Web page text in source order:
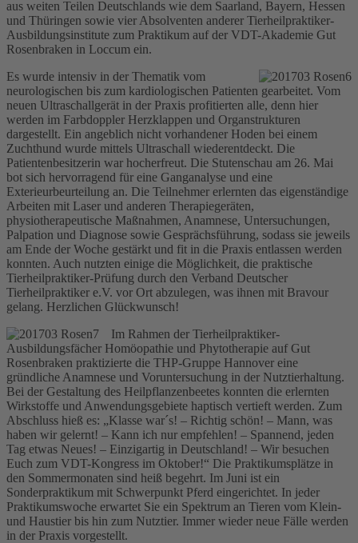
aus weiten Teilen Deutschlands wie dem Saarland, Bayern, Hessen
und Thüringen sowie vier Absolventen anderer Tierheilpraktiker-
Ausbildungsinstitute zum Praktikum auf der VDT-Akademie Gut
Rosenbraken in Loccum ein.
Es wurde intensiv in der Thematik vom
neurologischen bis zum kardiologischen Patienten gearbeitet. Vom
neuen Ultraschallgerät in der Praxis profitierten alle, denn hier
werden im Farbdoppler Herzklappen und Organstrukturen
dargestellt. Ein angeblich nicht vorhandener Hoden bei einem
Zuchthund wurde mittels Ultraschall wiederentdeckt. Die
Patientenbesitzerin war hocherfreut. Die Stutenschau am 26. Mai
bot sich hervorragend für eine Ganganalyse und eine
Exterieurbeurteilung an. Die Teilnehmer erlernten das eigenständige
Arbeiten mit Laser und anderen Therapiegeräten,
physiotherapeutische Maßnahmen, Anamnese, Untersuchungen,
Palpation und Diagnose sowie Gesprächsführung, sodass sie jeweils
am Ende der Woche gestärkt und fit in die Praxis entlassen werden
konnten. Auch nutzten einige die Möglichkeit, die praktische
Tierheilpraktiker-Prüfung durch den Verband Deutscher
Tierheilpraktiker e.V. vor Ort abzulegen, was ihnen mit Bravour
gelang. Herzlichen Glückwunsch!
Im Rahmen der Tierheilpraktiker-
Ausbildungsfächer Homöopathie und Phytotherapie auf Gut
Rosenbraken praktizierte die THP-Gruppe Hannover eine
gründliche Anamnese und Voruntersuchung in der Nutztierhaltung.
Bei der Gestaltung des Heilpflanzenbeetes konnten die erlernten
Wirkstoffe und Anwendungsgebiete haptisch vertieft werden. Zum
Abschluss hieß es: „Klasse war´s! – Richtig schön! – Mann, was
haben wir gelernt! – Kann ich nur empfehlen! – Spannend, jeden
Tag etwas Neues! – Einzigartig in Deutschland! – Wir besuchen
Euch zum VDT-Kongress im Oktober!“ Die Praktikumsplätze in
den Sommermonaten sind heiß begehrt. Im Juni ist ein
Sonderpraktikum mit Schwerpunkt Pferd eingerichtet. In jeder
Praktikumswoche erwartet Sie ein Spektrum an Tieren vom Klein-
und Haustier bis hin zum Nutztier. Immer wieder neue Fälle werden
in der Praxis vorgestellt.